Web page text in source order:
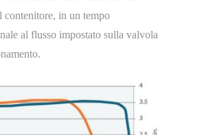
contenitore, in un tempo
al flusso impostato sulla valvola